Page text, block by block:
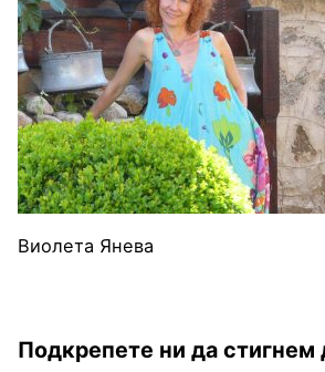
Виолета Янева
Подкрепете ни да стигнем